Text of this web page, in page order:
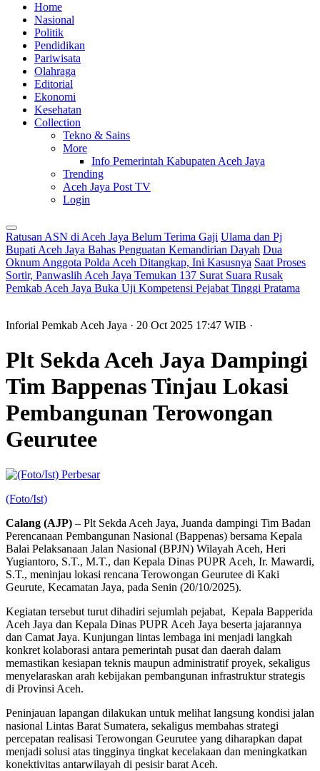
Home
Nasional
Politik
Pendidikan
Pariwisata
Olahraga
Editorial
Ekonomi
Kesehatan
Collection
Tekno & Sains
More
Info Pemerintah Kabupaten Aceh Jaya
Trending
Aceh Jaya Post TV
Login
Ratusan ASN di Aceh Jaya Belum Terima Gaji Ulama dan Pj
Bupati Aceh Jaya Bahas Penguatan Kemandirian Dayah Dua
Oknum Anggota Polda Aceh Ditangkap, Ini Kasusnya Saat Proses
Sortir, Panwaslih Aceh Jaya Temukan 137 Surat Suara Rusak
Pemkab Aceh Jaya Buka Uji Kompetensi Pejabat Tinggi Pratama
Inforial Pemkab Aceh Jaya · 20 Oct 2025 17:47 WIB ·
Plt Sekda Aceh Jaya Dampingi
Tim Bappenas Tinjau Lokasi
Pembangunan Terowongan
Geurutee
Perbesar
(Foto/Ist)
Calang (AJP) – Plt Sekda Aceh Jaya, Juanda dampingi Tim Badan
Perencanaan Pembangunan Nasional (Bappenas) bersama Kepala
Balai Pelaksanaan Jalan Nasional (BPJN) Wilayah Aceh, Heri
Yugiantoro, S.T., M.T., dan Kepala Dinas PUPR Aceh, Ir. Mawardi,
S.T., meninjau lokasi rencana Terowongan Geurutee di Kaki
Geurute, Kecamatan Jaya, pada Senin (20/10/2025).
Kegiatan tersebut turut dihadiri sejumlah pejabat, Kepala Bapperida
Aceh Jaya dan Kepala Dinas PUPR Aceh Jaya beserta jajarannya
dan Camat Jaya. Kunjungan lintas lembaga ini menjadi langkah
konkret kolaborasi antara pemerintah pusat dan daerah dalam
memastikan kesiapan teknis maupun administratif proyek, sekaligus
menyelaraskan arah kebijakan pembangunan infrastruktur strategis
di Provinsi Aceh.
Peninjauan lapangan dilakukan untuk melihat langsung kondisi jalan
nasional Lintas Barat Sumatera, sekaligus membahas strategi
percepatan realisasi Terowongan Geurutee yang diharapkan dapat
menjadi solusi atas tingginya tingkat kecelakaan dan meningkatkan
konektivitas antarwilayah di pesisir barat Aceh.